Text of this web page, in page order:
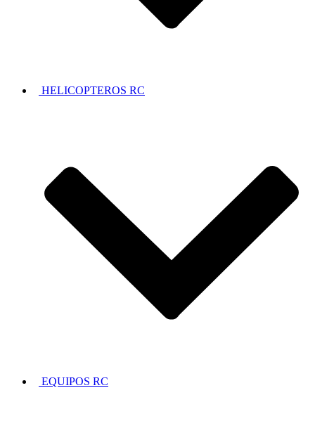
HELICOPTEROS RC
EQUIPOS RC